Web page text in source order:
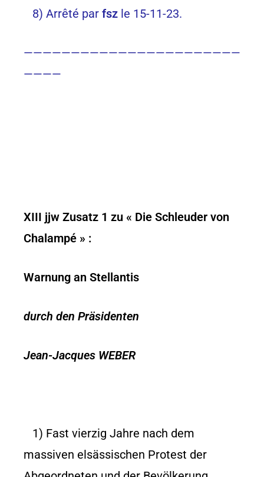
8) Arrêté par fsz le 15-11-23.
———————————————————————
————
XIII jjw Zusatz 1 zu « Die Schleuder von
Chalampé » :
Warnung an Stellantis
durch den Präsidenten
Jean-Jacques WEBER
1) Fast vierzig Jahre nach dem
massiven elsässischen Protest der